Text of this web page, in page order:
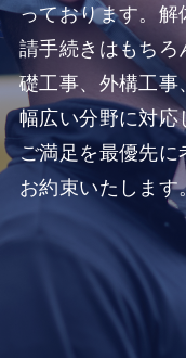
っております。解
請手続きはもちろ
礎工事、外構工事
幅広い分野に対応
ご満足を最優先に
お約束いたします